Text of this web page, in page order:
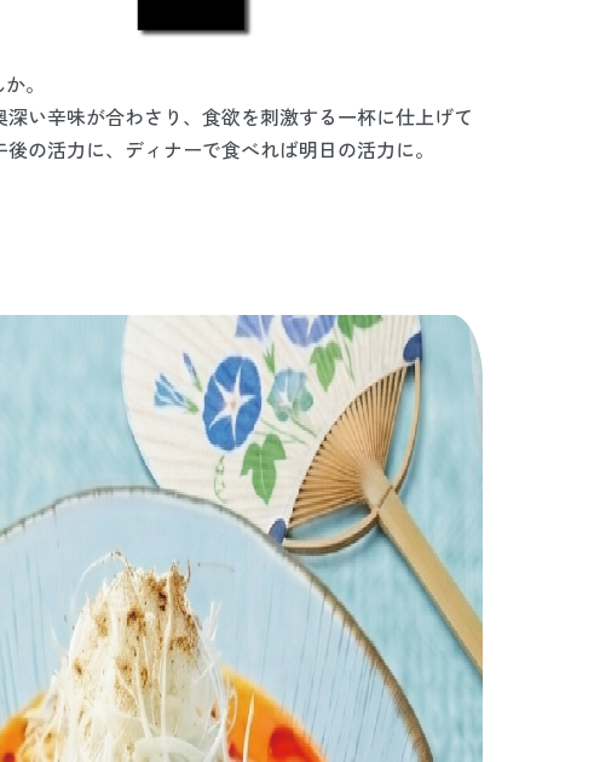
。
い辛味が合わさり、食欲を刺激する一杯に仕上げて
の活力に、ディナーで食べれば明日の活力に。